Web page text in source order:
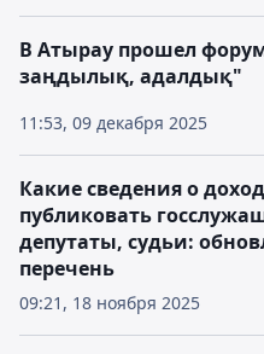
11:53, 09 декабря 2025
В Атырау прошел
заңдылық, адалдық"
09:21, 18 ноября 2025
Какие сведения о
публиковать
депутаты, судьи:
перечень